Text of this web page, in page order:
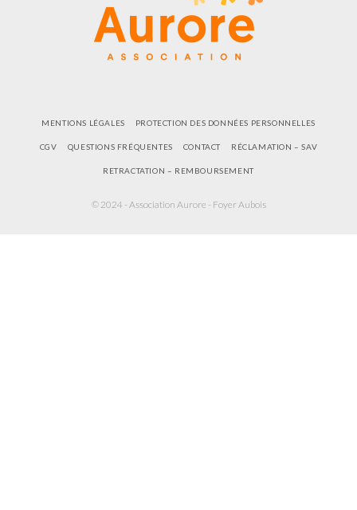
MENTIONS LÉGALES PROTECTION DES DONNÉES PERSONNELLES
CGV QUESTIONS FRÉQUENTES CONTACT RÉCLAMATION – SAV
RETRACTATION – REMBOURSEMENT
© 2024 - Association Aurore - Foyer Aubois